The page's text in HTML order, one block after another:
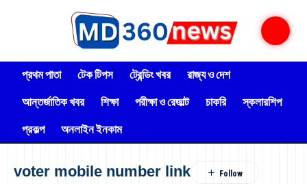
প্রথম পাতা টেক টিপস ট্রেন্ডিং খবর
রাজ্য ও দেশ
আন্তর্জাতিক খবর
শিক্ষা পরীক্ষা ও রেজাল্ট চাকরি
স্কলারশিপ
প্রকল্প
অনলাইন ইনকাম
voter mobile number link